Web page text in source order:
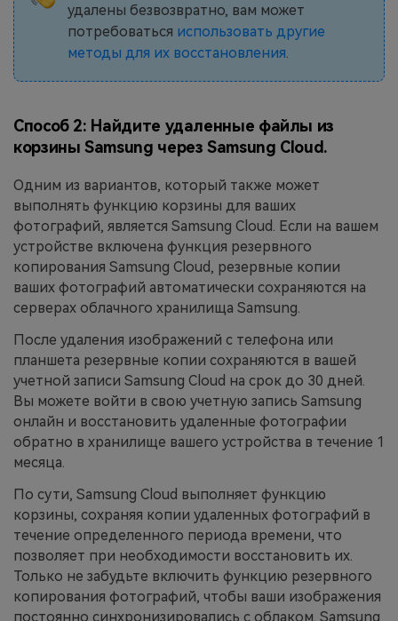
удалены безвозвратно, вам может
потребоваться использовать другие
методы для их восстановления
Способ 2: Найдите удаленные файлы из
корзины Samsung через Samsung Cloud.
Одним из вариантов, который также может
выполнять функцию корзины для ваших
фотографий, является Samsung Cloud. Если на вашем
устройстве включена функция резервного
копирования Samsung Cloud, резервные копии
ваших фотографий автоматически сохраняются на
серверах облачного хранилища Samsung.
После удаления изображений с телефона или
планшета резервные копии сохраняются в вашей
учетной записи Samsung Cloud на срок до 30 дней.
Вы можете войти в свою учетную запись Samsung
онлайн и восстановить удаленные фотографии
обратно в хранилище вашего устройства в течение 1
месяца.
По сути, Samsung Cloud выполняет функцию
корзины, сохраняя копии удаленных фотографий в
течение определенного периода времени, что
позволяет при необходимости восстановить их.
Только не забудьте включить функцию резервного
копирования фотографий, чтобы ваши изображения
постоянно синхронизировались с облаком. Samsung